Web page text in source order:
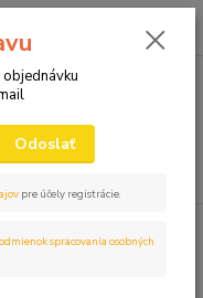
0,00 EUR
Odoslať
pre účely registrácie.
spracovania osobných